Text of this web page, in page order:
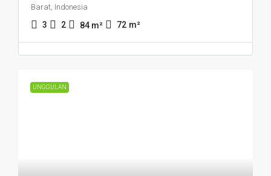
Barat, Indonesia
3 2 84 m² 72 m²
UNGGULAN